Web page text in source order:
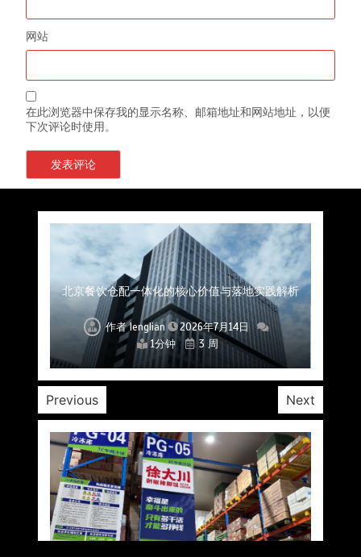
网站
在此浏览器中保存我的显示名称、邮箱地址和网站地址，以便
下次评论时使用。
上海餐饮连锁加速，冷链配送如何破解冻品食材
流通难题？
作者lenglian
2026年7月14日
1分钟
3 周
杭州中央厨房布局餐饮连锁，冷链配送如何打通
关键一环
作者lenglian
2026年7月14日
1分钟
3 周
北京餐饮企业如何选择冷链公司？
作者lenglian
2026年7月14日
1分钟
3 周
深圳冷链物流如何护航餐饮连锁？冻品食材流通
全解析
作者lenglian
2026年7月14日
1分钟
3 周
北京餐饮仓配一体化的核心价值与落地实践解析
作者lenglian
2026年7月14日
1分钟
3 周
武汉冻品配送三要素：控温、时效、低成本如何
兼得？
作者lenglian
2026年7月14日
1分钟
3 周
重庆冷链布局解冻食材运输密码，餐饮连锁如何
稳控品质？
作者lenglian
2026年7月14日
1分钟
3 周
Previous Next